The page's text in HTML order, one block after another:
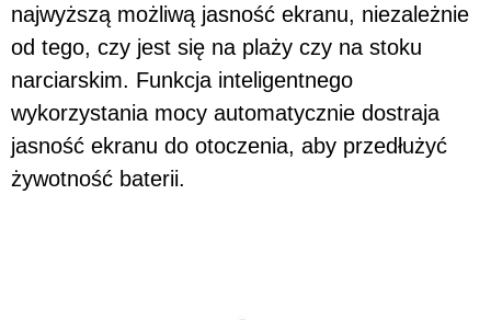
najwyższą możliwą jasność ekranu, niezależnie
od tego, czy jest się na plaży czy na stoku
narciarskim. Funkcja inteligentnego
wykorzystania mocy automatycznie dostraja
jasność ekranu do otoczenia, aby przedłużyć
żywotność baterii.